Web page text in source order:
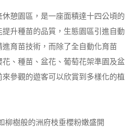
憩園區，是一座面積達十四公頃的
升種苗的品質，生態園區引進自動
育苗技術，而除了全自動化育苗
、種苗、盆花、葡萄花架準園及盆
參觀的遊客可以欣賞到多樣化的植
柳樹般的洲府枝垂櫻粉嫩盛開